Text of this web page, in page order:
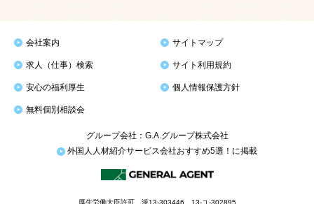
会社案内 サイトマップ
求人（仕事）検索 サイト利用規約
安心の福利厚生 個人情報保護方針
無料個別相談会
グループ会社：G.A.グループ株式会社
外国人人材紹介サービス会社おすすめ5選！に掲載